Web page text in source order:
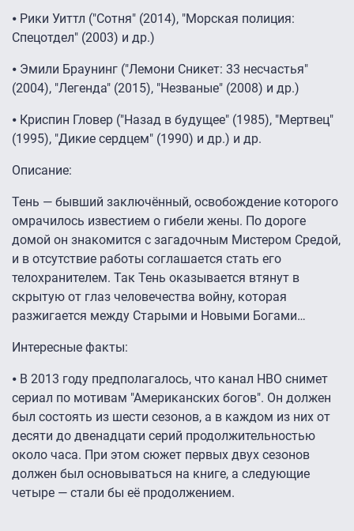
⦁ Рики Уиттл ("Сотня" (2014), "Морская полиция:
Спецотдел" (2003) и др.)
⦁ Эмили Браунинг ("Лемони Сникет: 33 несчастья"
(2004), "Легенда" (2015), "Незваные" (2008) и др.)
⦁ Криспин Гловер ("Назад в будущее" (1985), "Мертвец"
(1995), "Дикие сердцем" (1990) и др.) и др.
Описание:
Тень — бывший заключённый, освобождение которого
омрачилось известием о гибели жены. По дороге
домой он знакомится с загадочным Мистером Средой,
и в отсутствие работы соглашается стать его
телохранителем. Так Тень оказывается втянут в
скрытую от глаз человечества войну, которая
разжигается между Старыми и Новыми Богами…
Интересные факты:
⦁ В 2013 году предполагалось, что канал HBO снимет
сериал по мотивам "Американских богов". Он должен
был состоять из шести сезонов, а в каждом из них от
десяти до двенадцати серий продолжительностью
около часа. При этом сюжет первых двух сезонов
должен был основываться на книге, а следующие
четыре — стали бы её продолжением.